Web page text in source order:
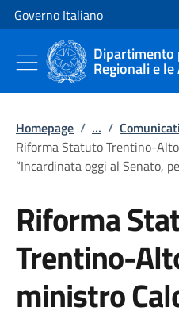
Vai al contenuto
Vai alla navigazione del sito
Governo Italiano
Regionali e
Homepage / ... /
Riforma Statuto Trentino-
“Incardinata oggi al Senato,
Riforma
Trentino-
ministro